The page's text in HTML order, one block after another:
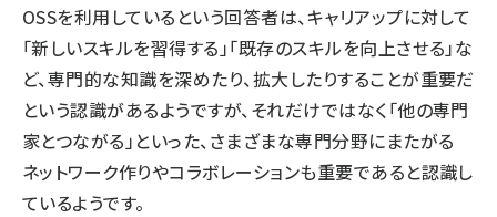
OSSを利用しているという回答者は、キャリアップに対して
「新しいスキルを習得する」「既存のスキルを向上させる」な
ど、専門的な知識を深めたり、拡大したりすることが重要だ
という認識があるようですが、それだけではなく「他の専門
家とつながる」といった、さまざまな専門分野にまたがる
ネットワーク作りやコラボレーションも重要であると認識し
ているようです。